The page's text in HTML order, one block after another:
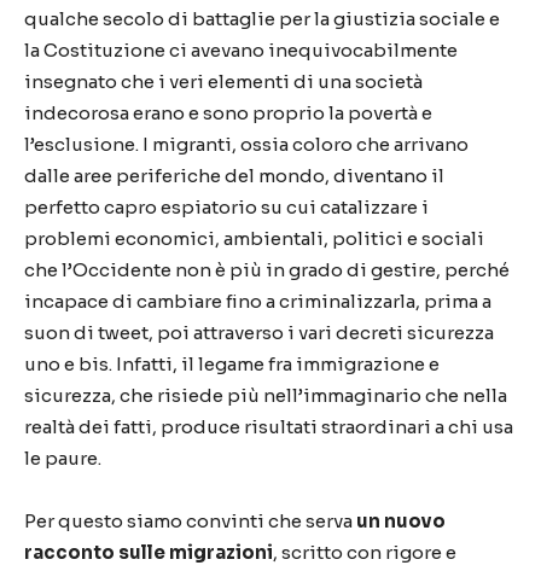
qualche secolo di battaglie per la giustizia sociale e
la Costituzione ci avevano inequivocabilmente
insegnato che i veri elementi di una società
indecorosa erano e sono proprio la povertà e
l’esclusione. I migranti, ossia coloro che arrivano
dalle aree periferiche del mondo, diventano il
perfetto capro espiatorio su cui catalizzare i
problemi economici, ambientali, politici e sociali
che l’Occidente non è più in grado di gestire, perché
incapace di cambiare fino a criminalizzarla, prima a
suon di tweet, poi attraverso i vari decreti sicurezza
uno e bis. Infatti, il legame fra immigrazione e
sicurezza, che risiede più nell’immaginario che nella
realtà dei fatti, produce risultati straordinari a chi usa
le paure.
Per questo siamo convinti che serva un nuovo
racconto sulle migrazioni, scritto con rigore e